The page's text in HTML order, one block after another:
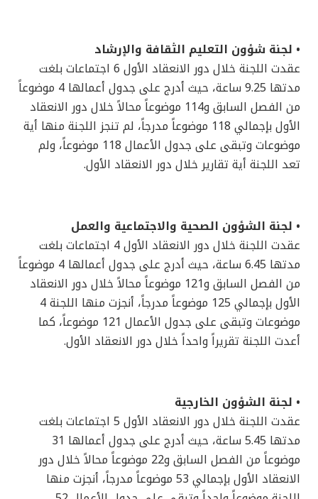
• لجنة شؤون التعليم الثقافة والإرشاد
عقدت اللجنة خلال دور الانعقاد الأول 6 اجتماعات بلغت
مدتها 9.25 ساعة، حيث أدرج على جدول أعمالها 4 موضوعاً
من الفصل السابق و114 موضوعاً محالاً خلال دور الانعقاد
الأول بإجمالي 118 موضوعاً مدرجاً، لم تنجز اللجنة منها أية
موضوعات وتبقى على جدول الأعمال 118 موضوعاً، ولم
تعد اللجنة أية تقارير خلال دور الانعقاد الأول.
• لجنة الشؤون الصحية والاجتماعية والعمل
عقدت اللجنة خلال دور الانعقاد الأول 4 اجتماعات بلغت
مدتها 6.45 ساعة، حيث أدرج على جدول أعمالها 4 موضوعاً
من الفصل السابق و121 موضوعاً محالاً خلال دور الانعقاد
الأول بإجمالي 125 موضوعاً مدرجاً، أنجزت منها اللجنة 4
موضوعات وتبقى على جدول الأعمال 121 موضوعاً، كما
أعدت اللجنة تقريراً واحداً خلال دور الانعقاد الأول.
• لجنة الشؤون الخارجية
عقدت اللجنة خلال دور الانعقاد الأول 5 اجتماعات بلغت
مدتها 5.45 ساعة، حيث أدرج على جدول أعمالها 31
موضوعاً من الفصل السابق و22 موضوعاً محالاً خلال دور
الانعقاد الأول بإجمالي 53 موضوعاً مدرجاً، أنجزت منها